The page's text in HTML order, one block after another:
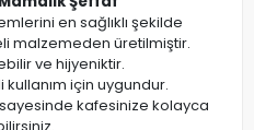
en sağlıklı şekilde
malzemeden üretilmiştir.
ve hijyeniktir.
için uygundur.
kafesinize kolayca